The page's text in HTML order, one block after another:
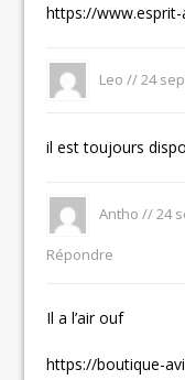
https://
Leo //24
il est toujours
Antho //24
Répondre
Il a l’air ouf
https://boutique-